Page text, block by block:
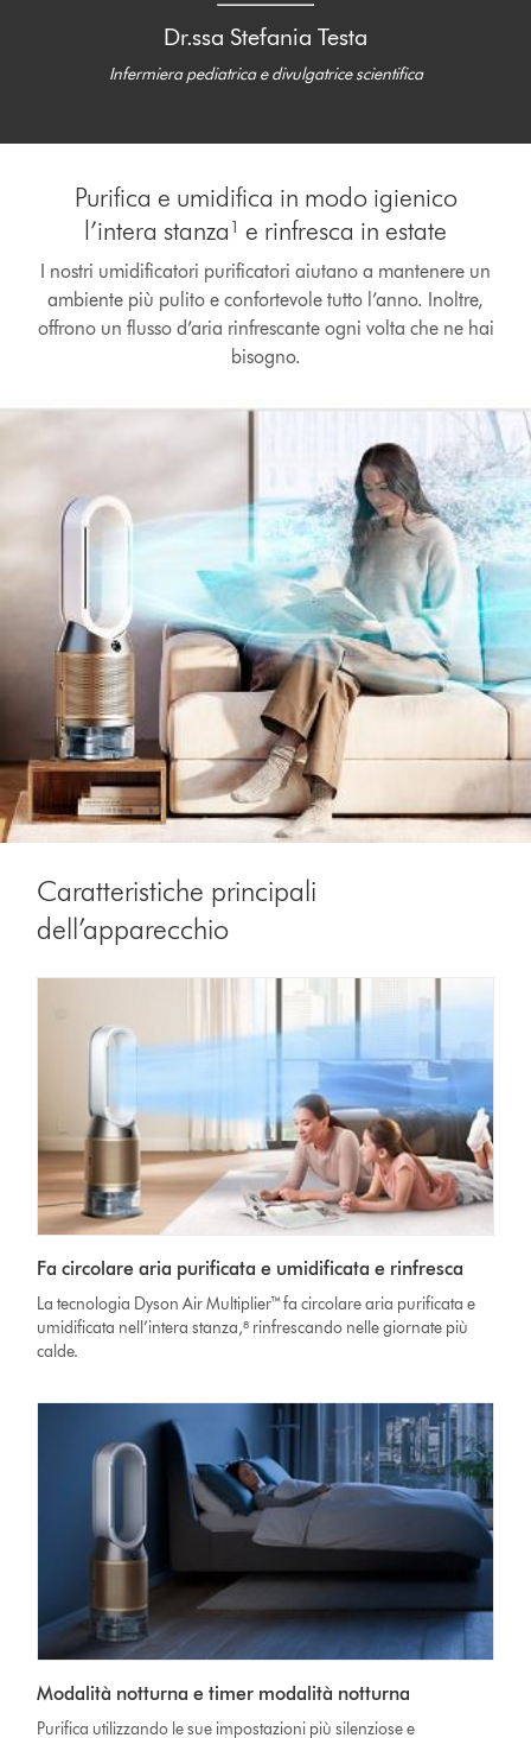
Dr.ssa Stefania Testa
Infermiera pediatrica e divulgatrice scientifica
Purifica e umidifica in modo igienico
l’intera stanza¹ e rinfresca in estate
I nostri umidificatori purificatori aiutano a mantenere un
ambiente più pulito e confortevole tutto l’anno. Inoltre,
offrono un flusso d’aria rinfrescante ogni volta che ne hai
bisogno.
Caratteristiche principali
dell’apparecchio
Fa circolare aria purificata e umidificata e rinfresca
La tecnologia Dyson Air Multiplier™ fa circolare aria purificata e
umidificata nell’intera stanza,⁸ rinfrescando nelle giornate più
calde.
Modalità notturna e timer modalità notturna
Purifica utilizzando le sue impostazioni più silenziose e